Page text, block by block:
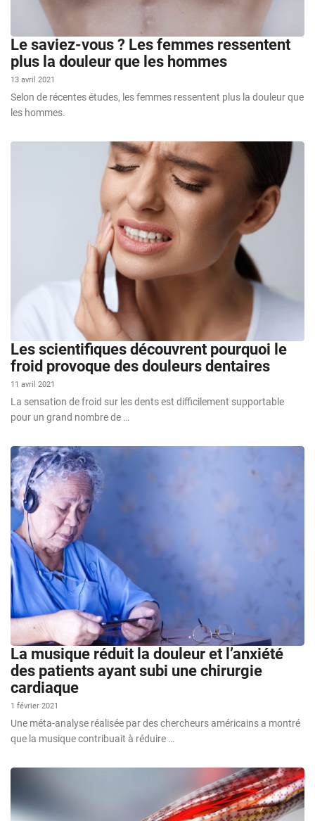
Le saviez-vous ? Les femmes ressentent
plus la douleur que les hommes
13 avril 2021
Selon de récentes études, les femmes ressentent plus la douleur que
les hommes.
Les scientifiques découvrent pourquoi le
froid provoque des douleurs dentaires
11 avril 2021
La sensation de froid sur les dents est difficilement supportable
pour un grand nombre de …
La musique réduit la douleur et l’anxiété
des patients ayant subi une chirurgie
cardiaque
1 février 2021
Une méta-analyse réalisée par des chercheurs américains a montré
que la musique contribuait à réduire …